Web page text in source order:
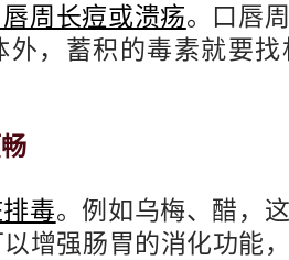
周长痘或溃疡。口唇
外，蓄积的毒素就要
毒。例如乌梅、醋，
增强肠胃的消化功能